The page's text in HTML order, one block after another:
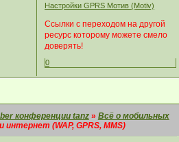
Настройки GPRS Мотив (Motiv)
Ссылки с переходом на другой
ресурс которому можете смело
доверять!
0
конференции tanz » Всё о мобильных
интернет (WAP, GPRS, MMS)